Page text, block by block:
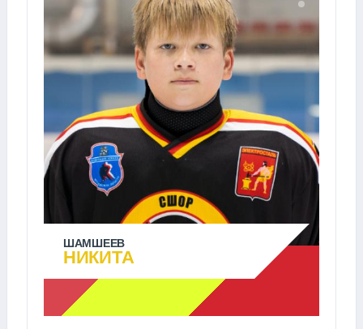
ШАМШЕЕВ
НИКИТА